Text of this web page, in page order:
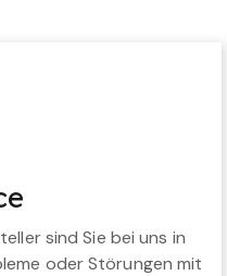
sind Sie bei uns in
oder Störungen mit